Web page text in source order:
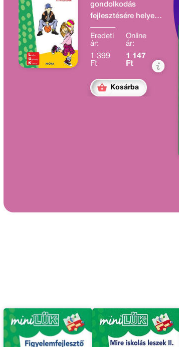
gondolkodás
fejlesztésére helyezi
a hangsúlyt,
miközben
koncentrációs
készséget és
megfigyelőképességet
is erősíti.
Eredeti
ár:
1 399
Ft
Online
ár:
1 147
Ft
Kosárba